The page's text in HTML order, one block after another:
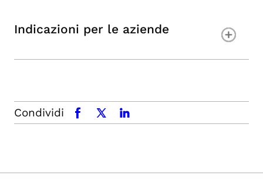
Indicazioni per le aziende
Condividi facebookx.comlinkedin